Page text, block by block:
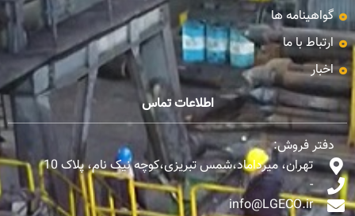
گواهینامه ها
ارتباط با ما
اخبار
اطلاعات تماس
دفتر فروش:
تهران، میرداماد،شمس تبریزی،کوچه نیک نام، پلاک 10
-
info@LGECO.ir